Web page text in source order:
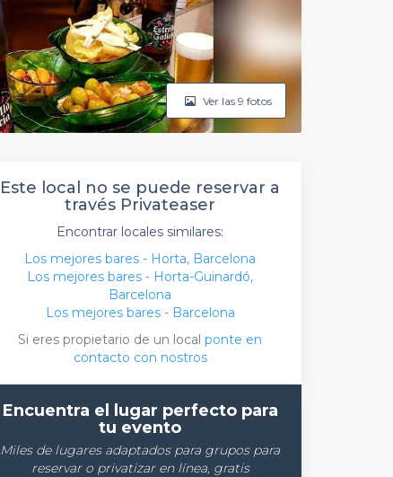
Ver las 9 fotos
Este local no se puede reservar a
través Privateaser
Encontrar locales similares:
Los mejores bares - Horta, Barcelona
Los mejores bares - Horta-Guinardó,
Barcelona
Los mejores bares - Barcelona
Si eres propietario de un local ponte en
contacto con nostros
Encuentra el lugar perfecto para
tu evento
Miles de lugares adaptados para grupos para
reservar o privatizar en línea, gratis